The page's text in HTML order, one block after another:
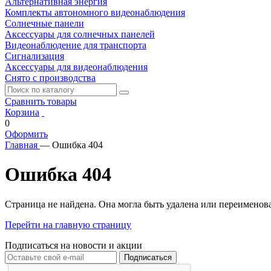
Комплекты автономного видеонаблюдения
Солнечные панели
Аксессуары для солнечных панелей
Видеонаблюдение для транспорта
Сигнализация
Аксессуары для видеонаблюдения
Снято с производства
Сравнить товары
Корзина
0
Оформить
Главная — Ошибка 404
Ошибка 404
Страница не найдена. Она могла быть удалена или
Перейти на главную страницу
Подписаться на новости и акции
Подписаться